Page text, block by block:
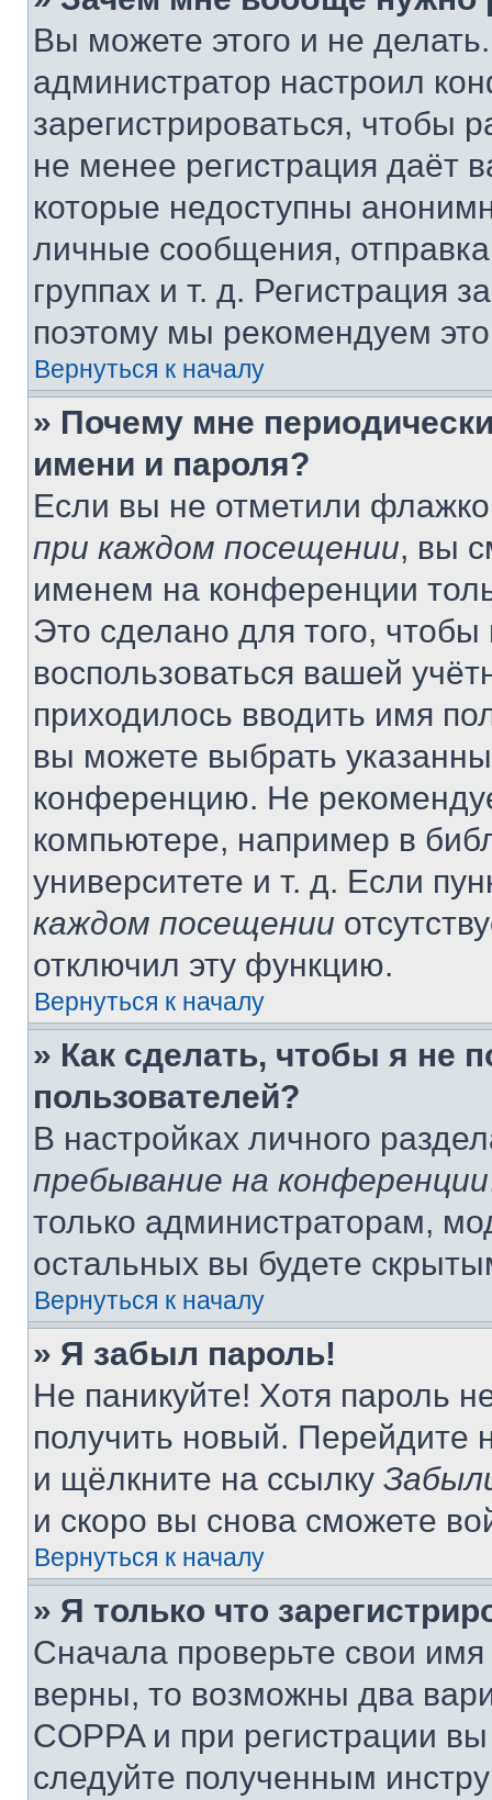
Вы можете этого и не
администратор настроил
зарегистрироваться, чтобы
не менее регистрация даёт
которые недоступны
личные сообщения,
группах и т. д. Регистрация
поэтому мы рекомендуем
Вернуться к началу
» Почему мне
имени и пароля?
Если вы не отметили
при каждом посещении, вы
именем на конференции
Это сделано для того, чтобы
воспользоваться вашей
приходилось вводить имя
вы можете выбрать
конференцию. Не
компьютере, например в
университете и т. д. Если
каждом посещении
отключил эту функцию.
Вернуться к началу
» Как сделать, чтобы я не
пользователей?
В настройках личного
пребывание на конференции
только администраторам,
остальных вы будете
Вернуться к началу
» Я забыл пароль!
Не паникуйте! Хотя пароль
получить новый. Перейдите
и щёлкните на ссылку
и скоро вы снова сможете
Вернуться к началу
» Я только что
Сначала проверьте свои
верны, то возможны два
COPPA и при регистрации
следуйте полученным